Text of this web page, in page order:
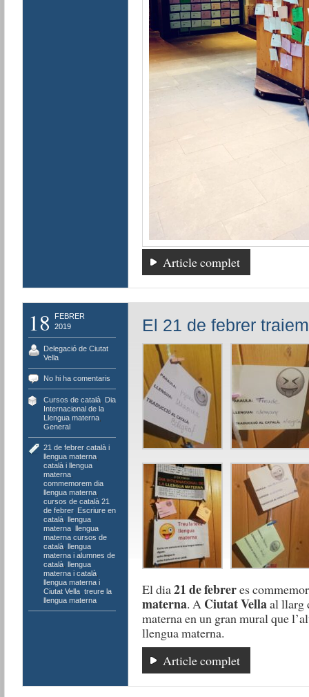
Article complet
18
FEBRER
2019
Delegació de Ciutat
Vella
No hi ha comentaris
Cursos de català, Dia
Internacional de la
Llengua materna,
General
21 de febrer català i
llengua materna,
català i llengua
materna,
commemorem dia
llengua materna,
cursos de català 21
de febrer, Escriure en
català, llengua
materna, llengua
materna cursos de
català, llengua
materna i alumnes de
català, llengua
materna i català,
llengua materna i
Ciutat Vella, treure la
llengua materna
El 21 de febrer
El dia21 de febreres
materna. A Ciutat Vellaal llarg
materna en un gran mural que
llengua materna.
Article complet